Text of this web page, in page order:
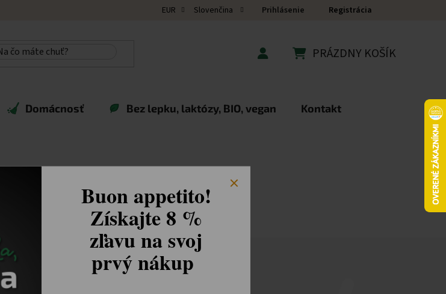
EUR Slovenčina Prihlásenie Registrácia
PRÁZDNY KOŠÍK
Domácnosť Bez lepku, laktózy, BIO, vegan Kontakt
Buon appetito!
Získajte 8 %
zľavu na svoj
prvý nákup